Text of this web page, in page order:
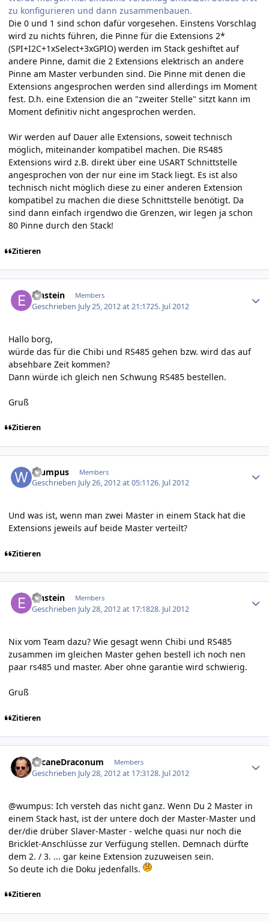
zu konfigurieren und dann zusammenbauen.
Die 0 und 1 sind schon dafür vorgesehen. Einstens Vorschlag
wird zu nichts führen, die Pinne für die Extensions 2*
(SPI+I2C+1xSelect+3xGPIO) werden im Stack geshiftet auf
andere Pinne, damit die 2 Extensions elektrisch an andere
Pinne am Master verbunden sind. Die Pinne mit denen die
Extensions angesprochen werden sind allerdings im Moment
fest. D.h. eine Extension die an "zweiter Stelle" sitzt kann im
Moment definitiv nicht angesprochen werden.
Wir werden auf Dauer alle Extensions, soweit technisch
möglich, miteinander kompatibel machen. Die RS485
Extensions wird z.B. direkt über eine USART Schnittstelle
angesprochen von der nur eine im Stack liegt. Es ist also
technisch nicht möglich diese zu einer anderen Extension
kompatibel zu machen die diese Schnittstelle benötigt. Da
sind dann einfach irgendwo die Grenzen, wir legen ja schon
80 Pinne durch den Stack!
Zitieren
Einstein Members
Geschrieben July 25, 2012 at 21:1725. Jul 2012
Hallo borg,
würde das für die Chibi und RS485 gehen bzw. wird das auf
absehbare Zeit kommen?
Dann würde ich gleich nen Schwung RS485 bestellen.
Gruß
Zitieren
Wumpus Members
Geschrieben July 26, 2012 at 05:1126. Jul 2012
Und was ist, wenn man zwei Master in einem Stack hat die
Extensions jeweils auf beide Master verteilt?
Zitieren
Einstein Members
Geschrieben July 28, 2012 at 17:1828. Jul 2012
Nix vom Team dazu? Wie gesagt wenn Chibi und RS485
zusammen im gleichen Master gehen bestell ich noch nen
paar rs485 und master. Aber ohne garantie wird schwierig.
Gruß
Zitieren
ArcaneDraconum Members
Geschrieben July 28, 2012 at 17:3128. Jul 2012
@wumpus: Ich versteh das nicht ganz. Wenn Du 2 Master in
einem Stack hast, ist der untere doch der Master-Master und
der/die drüber Slaver-Master - welche quasi nur noch die
Bricklet-Anschlüsse zur Verfügung stellen. Demnach dürfte
dem 2. / 3. ... gar keine Extension zuzuweisen sein.
So deute ich die Doku jedenfalls.
Zitieren